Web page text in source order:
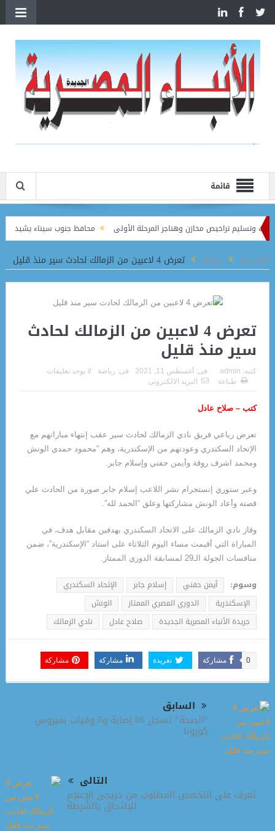
قائمة
تراخيص مخازن وهناجر المرحلة الأولى
محافظ جنوب سيناء يشيد بدور
الرئيسية رياضة تعرض 4 لاعبين من الزمالك لحادث سير منذ قليل
تعرض 4 لاعبين من الزمالك لحادث
سير منذ قليل
كتبه: admin فى: أغسطس 11, 2021 فى: رياضة
لا يوجد تعليقات
طباعة
البريد الالكترونى
كتب – صلاح عادل
تعرض رباعي فريق نادي الزمالك لحادث سير عقب إنتهاء مباراتهم مع
الإتحاد السكندري وعودتهم من الإسكندرية، وهم “محمود حمدي الونش
ومحمد اشرف روقة وأيمن حفني وإسلام جابر.
وعبر ستوري إنستجرام نشر اللاعب إسلام جابر صورة من الحادث علي
قصته وأعاد الونش مشاركتها وعلق “الحمد لله”.
وفاز نادي الزمالك على الاتحاد السكندري بهدفين مقابل هدف، في
المباراة التي أقيمت مساء اليوم الثلاثاء على استاد “الإسكندرية”، ضمن
منافسات الجولة الـ29 لمسابقة الدوري الممتاز.
وسوم: أيمن حفني إسلام جابر
الإتحاد السكندري
الإسكندرية
الدوري المصري الممتاز
الونش
جريدة الأنباء المصرية الجديدة
صلاح عادل نادي الزمالك
مشاركة 0 تغريدة مشاركة مشاركة
السابق
“الصحة” تسجل 86 إصابة و6 وفيات بفيروس
كورونا
التالى
تعرف على التخصص المطلوب من خريجى الإعلام
للإلتحاق بالشرطة